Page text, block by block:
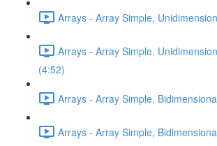
Arrays - Array Simple,
Arrays - Array Simple,
(4:52)
Arrays - Array Simple,
Arrays - Array Simple,